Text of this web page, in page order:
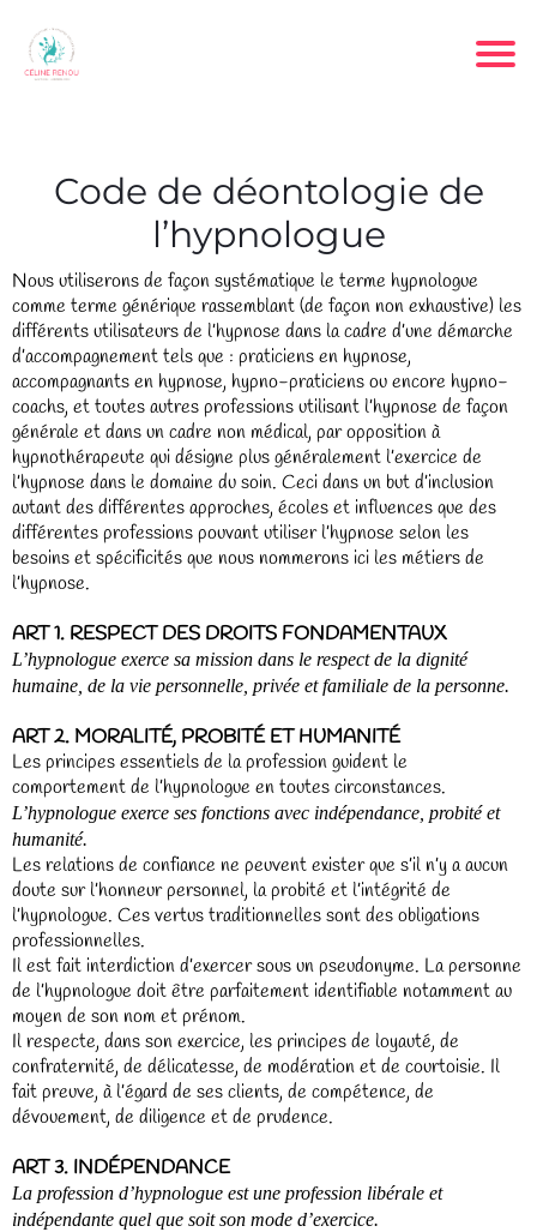
Code de déontologie de
l’hypnologue
Nous utiliserons de façon systématique le terme hypnologue
comme terme générique rassemblant (de façon non exhaustive) les
différents utilisateurs de l’hypnose dans la cadre d’une démarche
d’accompagnement tels que : praticiens en hypnose,
accompagnants en hypnose, hypno-praticiens ou encore hypno-
coachs, et toutes autres professions utilisant l’hypnose de façon
générale et dans un cadre non médical, par opposition à
hypnothérapeute qui désigne plus généralement l’exercice de
l’hypnose dans le domaine du soin. Ceci dans un but d’inclusion
autant des différentes approches, écoles et influences que des
différentes professions pouvant utiliser l’hypnose selon les
besoins et spécificités que nous nommerons ici les métiers de
l’hypnose.
ART 1. RESPECT DES DROITS FONDAMENTAUX
L’hypnologue exerce sa mission dans le respect de la dignité
humaine, de la vie personnelle, privée et familiale de la personne.
ART 2. MORALITÉ, PROBITÉ ET HUMANITÉ
Les principes essentiels de la profession guident le
comportement de l’hypnologue en toutes circonstances.
L’hypnologue exerce ses fonctions avec indépendance, probité et
humanité.
Les relations de confiance ne peuvent exister que s’il n’y a aucun
doute sur l’honneur personnel, la probité et l’intégrité de
l’hypnologue. Ces vertus traditionnelles sont des obligations
professionnelles.
Il est fait interdiction d’exercer sous un pseudonyme. La personne
de l’hypnologue doit être parfaitement identifiable notamment au
moyen de son nom et prénom.
Il respecte, dans son exercice, les principes de loyauté, de
confraternité, de délicatesse, de modération et de courtoisie. Il
fait preuve, à l’égard de ses clients, de compétence, de
dévouement, de diligence et de prudence.
ART 3. INDÉPENDANCE
La profession d’hypnologue est une profession libérale et
indépendante quel que soit son mode d’exercice.